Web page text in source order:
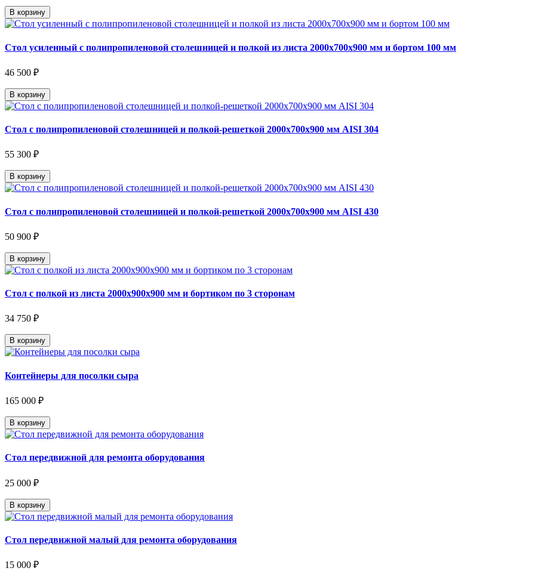
В корзину
Стол усиленный с полипропиленовой столешницей и полкой из листа 2000х700х900 мм и бортом 100 мм
46 500 ₽
В корзину
Стол с полипропиленовой столешницей и полкой-решеткой 2000х700х900 мм AISI 304
55 300 ₽
В корзину
Стол с полипропиленовой столешницей и полкой-решеткой 2000х700х900 мм AISI 430
50 900 ₽
В корзину
Стол с полкой из листа 2000х900х900 мм и бортиком по 3 сторонам
34 750 ₽
В корзину
Контейнеры для посолки сыра
165 000 ₽
В корзину
Стол передвижной для ремонта оборудования
25 000 ₽
В корзину
Стол передвижной малый для ремонта оборудования
15 000 ₽